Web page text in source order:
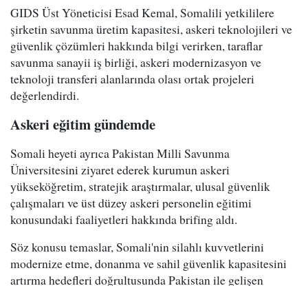
GIDS Üst Yöneticisi Esad Kemal, Somalili yetkililere
şirketin savunma üretim kapasitesi, askeri teknolojileri ve
güvenlik çözümleri hakkında bilgi verirken, taraflar
savunma sanayii iş birliği, askeri modernizasyon ve
teknoloji transferi alanlarında olası ortak projeleri
değerlendirdi.
Askeri eğitim gündemde
Somali heyeti ayrıca Pakistan Milli Savunma
Üniversitesini ziyaret ederek kurumun askeri
yükseköğretim, stratejik araştırmalar, ulusal güvenlik
çalışmaları ve üst düzey askeri personelin eğitimi
konusundaki faaliyetleri hakkında brifing aldı.
Söz konusu temaslar, Somali'nin silahlı kuvvetlerini
modernize etme, donanma ve sahil güvenlik kapasitesini
artırma hedefleri doğrultusunda Pakistan ile gelişen